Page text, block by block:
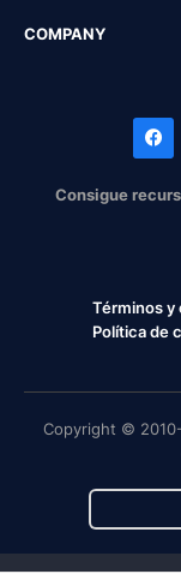
COMPANY
Consigue
Términos
Política de
Copyright ©